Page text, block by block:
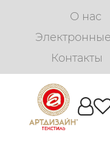
О нас
Контакты